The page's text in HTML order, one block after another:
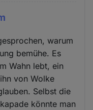
warum
bemühe. Es
Wahn lebt, ein
von Wolke
Selbst die
könnte man